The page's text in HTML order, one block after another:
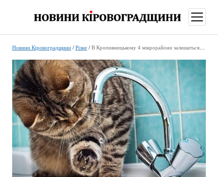
меню
Новини Кіровоградщини/ Різне/ В Кропивницькому 4 мікрорайони залишаться без води